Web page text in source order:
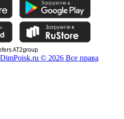
AT2group
© 2026 Все права